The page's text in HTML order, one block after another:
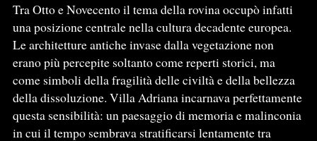
Tra Otto e Novecento il tema della rovina occupò infatti
una posizione centrale nella cultura decadente europea.
Le architetture antiche invase dalla vegetazione non
erano più percepite soltanto come reperti storici, ma
come simboli della fragilità delle civiltà e della bellezza
della dissoluzione. Villa Adriana incarnava perfettamente
questa sensibilità: un paesaggio di memoria e malinconia
in cui il tempo sembrava stratificarsi lentamente tra